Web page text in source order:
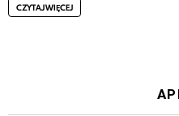
CZYTAJ WIĘCEJ